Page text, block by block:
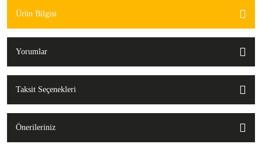
Ürün Bilgisi
Yorumlar
Taksit Seçenekleri
Önerileriniz